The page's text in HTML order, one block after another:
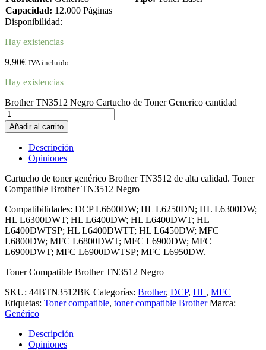
Capacidad: 12.000 Páginas
Disponibilidad:
Hay existencias
9,90€ IVA incluido
Hay existencias
Brother TN3512 Negro Cartucho de Toner Generico cantidad
Añadir al carrito
Descripción
Opiniones
Cartucho de toner genérico Brother TN3512 de alta calidad. Toner
Compatible Brother TN3512 Negro
Compatibilidades: DCP L6600DW; HL L6250DN; HL L6300DW;
HL L6300DWT; HL L6400DW; HL L6400DWT; HL
L6400DWTSP; HL L6400DWTT; HL L6450DW; MFC
L6800DW; MFC L6800DWT; MFC L6900DW; MFC
L6900DWT; MFC L6900DWTSP; MFC L6950DW.
Toner Compatible Brother TN3512 Negro
SKU: 44BTN3512BK Categorías: Brother, DCP, HL, MFC
Etiquetas: Toner compatible, toner compatible Brother Marca:
Genérico
Descripción
Opiniones